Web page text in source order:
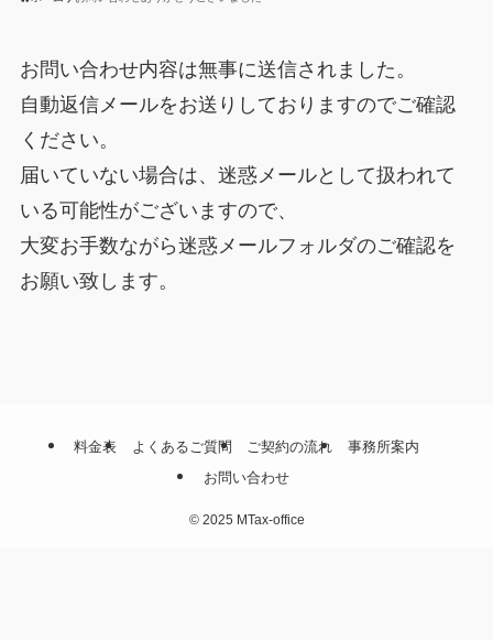
お問い合わせ内容は無事に送信されました。
自動返信メールをお送りしておりますのでご確認
ください。
届いていない場合は、迷惑メールとして扱われて
いる可能性がございますので、
大変お手数ながら迷惑メールフォルダのご確認を
お願い致します。
料金表 よくあるご質問 ご契約の流れ
事務所案内
お問い合わせ
©2025 MTax-office